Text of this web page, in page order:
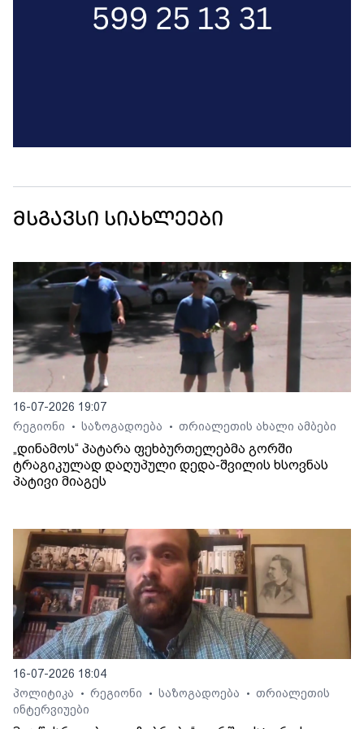
მსგავსი სიახლეები
16-07-2026 19:07
რეგიონი
• საზოგადოება • თრიალეთის ახალი ამბები
„დინამოს“ პატარა ფეხბურთელებმა გორში
ტრაგიკულად დაღუპული დედა-შვილის ხსოვნას
პატივი მიაგეს
16-07-2026 18:04
პოლიტიკა
• რეგიონი • საზოგადოება • თრიალეთის
ინტერვიუები